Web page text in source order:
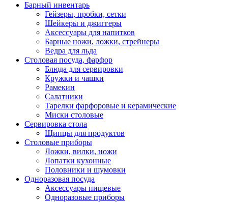
Барный инвентарь
Гейзеры, пробки, сетки
Шейкеры и джиггеры
Аксессуары для напитков
Барные ножи, ложки, стрейнеры
Ведра для льда
Столовая посуда, фарфор
Блюда для сервировки
Кружки и чашки
Рамекин
Салатники
Тарелки фарфоровые и керамические
Миски столовые
Сервировка стола
Щипцы для продуктов
Столовые приборы
Ложки, вилки, ножи
Лопатки кухонные
Половники и шумовки
Одноразовая посуда
Аксессуары пищевые
Одноразовые приборы